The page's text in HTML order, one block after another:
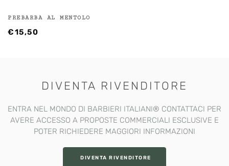
PREBARBA AL MENTOLO
€15,50
DIVENTA RIVENDITORE
ENTRA NEL MONDO DI BARBIERI ITALIANI®️ CONTATTACI PER
AVERE ACCESSO A PROPOSTE COMMERCIALI ESCLUSIVE E
POTER RICHIEDERE MAGGIORI INFORMAZIONI
DIVENTA RIVENDITORE